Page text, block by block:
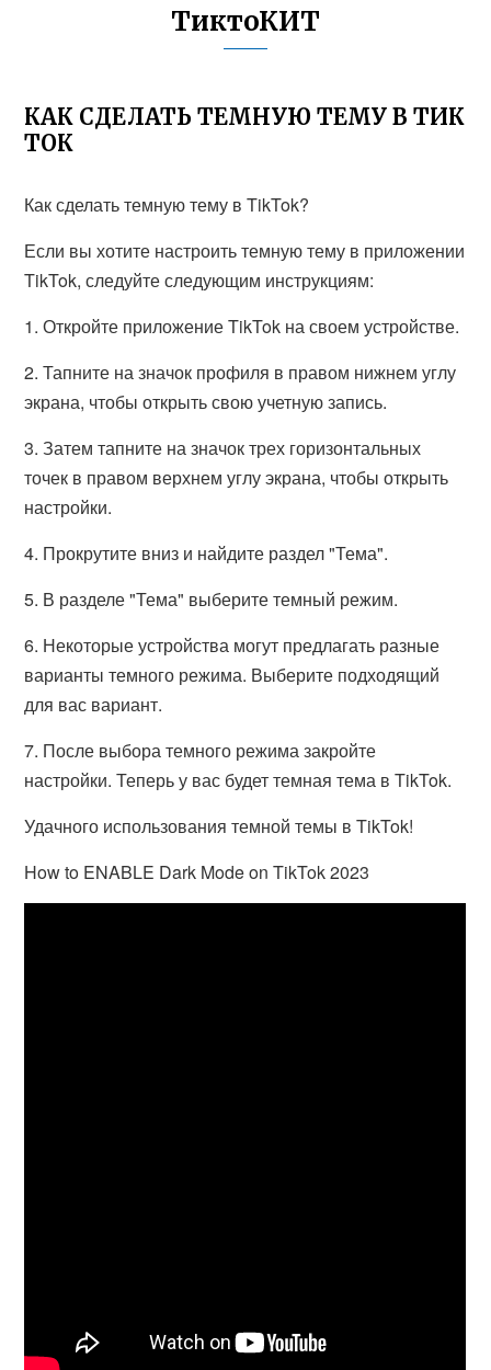
ТиктоКИТ
КАК СДЕЛАТЬ ТЕМНУЮ ТЕМУ В ТИК
ТОК
Как сделать темную тему в TikTok?
Если вы хотите настроить темную тему в приложении
TikTok, следуйте следующим инструкциям:
1. Откройте приложение TikTok на своем устройстве.
2. Тапните на значок профиля в правом нижнем углу
экрана, чтобы открыть свою учетную запись.
3. Затем тапните на значок трех горизонтальных
точек в правом верхнем углу экрана, чтобы открыть
настройки.
4. Прокрутите вниз и найдите раздел "Тема".
5. В разделе "Тема" выберите темный режим.
6. Некоторые устройства могут предлагать разные
варианты темного режима. Выберите подходящий
для вас вариант.
7. После выбора темного режима закройте
настройки. Теперь у вас будет темная тема в TikTok.
Удачного использования темной темы в TikTok!
How to ENABLE Dark Mode on TikTok 2023